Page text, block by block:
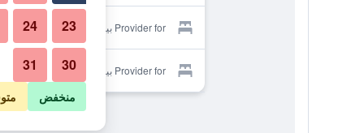
Provider for بينسيون سافراني
Provider for بينسيون سافراني
23
24
30
31
منخفض